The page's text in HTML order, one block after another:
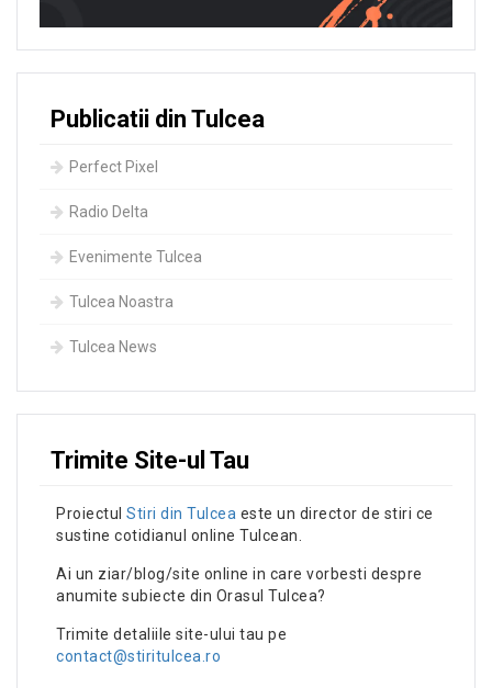
Publicatii din Tulcea
Perfect Pixel
Radio Delta
Evenimente Tulcea
Tulcea Noastra
Tulcea News
Trimite Site-ul Tau
Proiectul Stiri din Tulcea este un director de stiri ce
sustine cotidianul online Tulcean.
Ai un ziar/blog/site online in care vorbesti despre
anumite subiecte din Orasul Tulcea?
Trimite detaliile site-ului tau pe
contact@stiritulcea.ro